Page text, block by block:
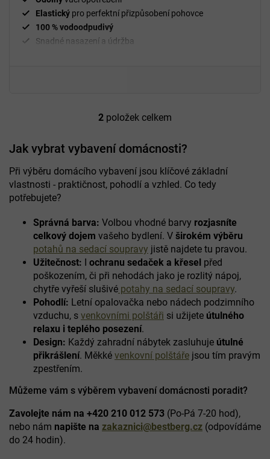
Elastický pro perfektní přizpůsobení pohovce
100 % vodoodpudivý
Snadné nasazení a údržba
O
l
á
d
a
c
r
v
k
y
v
ý
p
i
s
u
2 položek celkem
Jak vybrat vybavení domácnosti?
Při výběru domácího vybavení jsou klíčové základní
vlastnosti - praktičnost, pohodlí a vzhled. Co tedy
potřebujete?
Správná barva: Volbou vhodné barvy rozjasníte
celkový dojem vašeho bydlení. V širokém výběru
potahů na sedací soupravy jistě najdete tu pravou.
Užitečnost: I ochranu sedaček a křesel před
poškozením, či při nehodách jako je rozlitý nápoj,
chytře vyřeší slušivé potahy na sedací soupravy.
Pohodlí: Letní opalovačka nebo nádech podzimního
vzduchu, s venkovními polštáři si užijete útulného
relaxu i teplého posezení.
Design: Každý zahradní nábytek zasluhuje útulné
přikrášlení. Měkké venkovní polštáře jsou tím pravým
zpestřením.
Můžeme vám s výběrem vybavení domácnosti poradit?
Zavolejte nám na +420 210 012 573 (Po-Pá 7-20 hod),
nebo nám napište na zakaznici@bestberg.cz (odpovídáme
do 24 hodin).